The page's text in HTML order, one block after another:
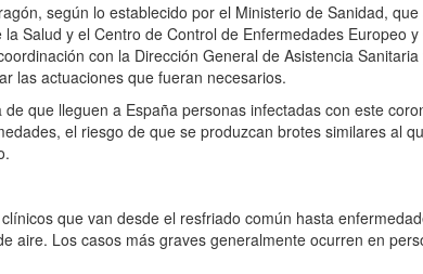
según lo establecido por el Ministerio de Sanidad,
Salud y el Centro de Control de Enfermedades Europeo y
con la Dirección General de Asistencia Sanitaria
las actuaciones que fueran necesarios.
que lleguen a España personas infectadas con este
el riesgo de que se produzcan brotes similares al
que van desde el resfriado común hasta
aire. Los casos más graves generalmente ocurren en